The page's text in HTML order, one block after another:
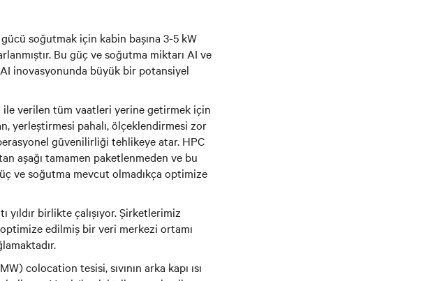
soğutmak için kabin başına 3-5 kW
Bu güç ve soğutma miktarı AI ve
AI inovasyonunda büyük bir potansiyel
ile verilen tüm vaatleri yerine getirmek için
yerleştirmesi pahalı, ölçeklendirmesi zor
güvenilirliği tehlikeye atar. HPC
aşağı tamamen paketlenmeden ve bu
ve soğutma mevcut olmadıkça optimize
birlikte çalışıyor. Şirketlerimiz
edilmiş bir veri merkezi ortamı
colocation tesisi, sıvının arka kapı ısı